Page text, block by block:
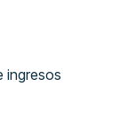
ingresos